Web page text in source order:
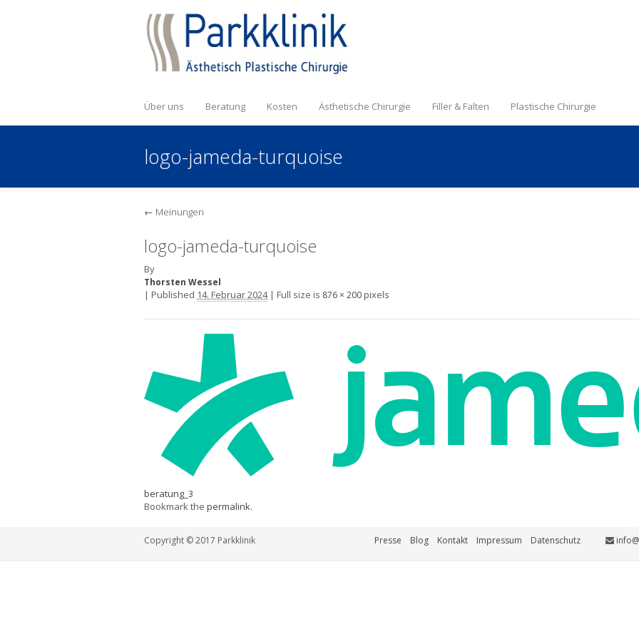
Über uns Beratung Kosten Ästhetische Chirurgie Filler & Falten Plastische Chirurgie
logo-jameda-turquoise
← Meinungen
logo-jameda-turquoise
By
Thorsten Wessel
| Published 14. Februar 2024 | Full size is 876 × 200 pixels
beratung_3
Bookmark the permalink.
Copyright © 2017 Parkklinik Presse Blog Kontakt Impressum Datenschutz